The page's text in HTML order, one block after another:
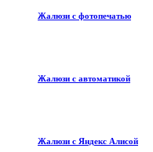
Жалюзи с фотопечатью
Жалюзи с автоматикой
Жалюзи с Яндекс Алисой